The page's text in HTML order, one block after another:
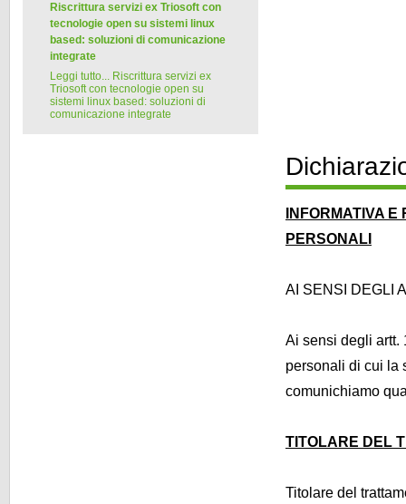
Riscrittura servizi ex Triosoft con
tecnologie open su sistemi linux
based: soluzioni di comunicazione
integrate
Leggi tutto... Riscrittura servizi ex
Triosoft con tecnologie open su
sistemi linux based: soluzioni di
comunicazione integrate
INFORMATIVA
PERSONALI
AI SENSI DEGLI
Ai sensi degli artt.
personali di cui la
comunichiamo
TITOLARE DEL
Titolare del